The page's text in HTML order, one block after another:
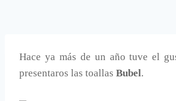
Hace ya más de un año tuve el
presentaros las toallas Bubel.